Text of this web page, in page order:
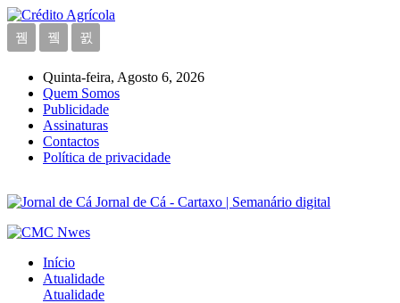
Quinta-feira, Agosto 6, 2026
Quem Somos
Publicidade
Assinaturas
Contactos
Política de privacidade
Jornal de Cá - Cartaxo | Semanário digital
Início
Atualidade
Atualidade